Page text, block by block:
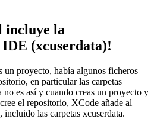
incluye la
(xcuserdata)!
un proyecto, había algunos ficheros
en particular las carpetas
no es así y cuando creas un proyecto y
el repositorio, XCode añade al
las carpetas xcuserdata.